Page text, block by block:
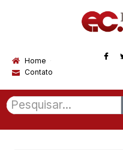
Home
Contato